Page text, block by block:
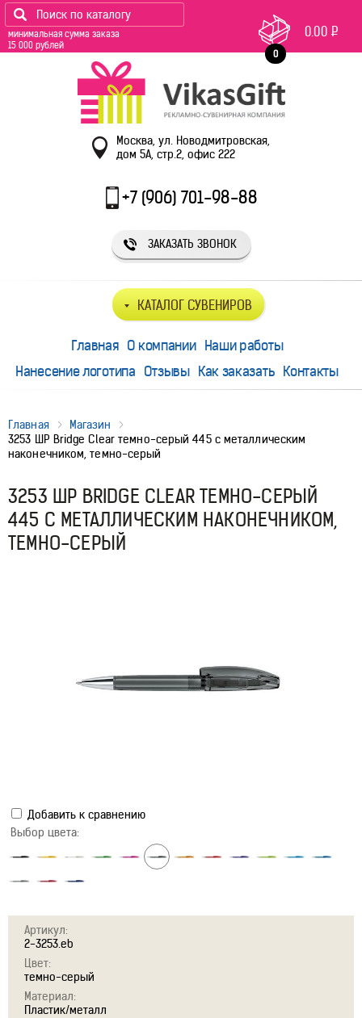
минимальная сумма заказа
15 000 рублей
0
0.00 Р
Москва, ул. Новодмитровская,
дом 5А, стр.2, офис 222
+7 (906) 701-98-88
ЗАКАЗАТЬ ЗВОНОК
КАТАЛОГ СУВЕНИРОВ
Главная О компании Наши работы
Нанесение логотипа Отзывы Как заказать Контакты
Главная
Магазин
3253 ШР Bridge Clear темно-серый 445 с металлическим
наконечником, темно-серый
3253 ШР BRIDGE CLEAR ТЕМНО-СЕРЫЙ
445 С МЕТАЛЛИЧЕСКИМ НАКОНЕЧНИКОМ,
ТЕМНО-СЕРЫЙ
Добавить к сравнению
Выбор цвета:
Артикул:
2-3253.eb
Цвет:
темно-серый
Материал:
Пластик/металл